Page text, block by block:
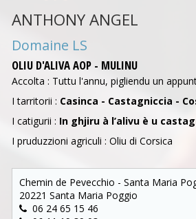
ANTHONY ANGEL
Domaine LS
OLIU D'ALIVA AOP - MULINU
Accolta : Tuttu l'annu, pigliendu un
I tarritorii : Casinca - Castagniccia -
I catigurii : In ghjiru à l’alivu è u
I pruduzzioni agriculi : Oliu di Corsica
Chemin de Pevecchio - Santa Maria
20221 Santa Maria Poggio
06 24 65 15 46